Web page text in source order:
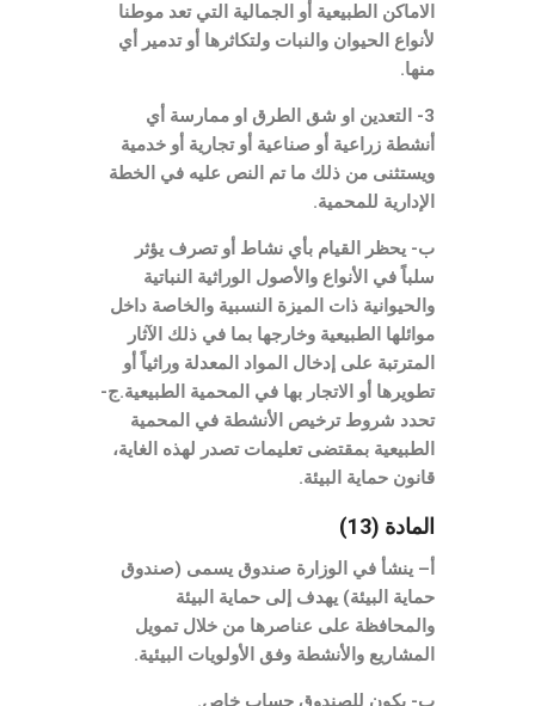
الاماكن الطبيعية أو الجمالية التي تعد موطنا
لأنواع الحيوان والنبات ولتكاثرها أو تدمير أي
منها.
3- التعدين او شق الطرق او ممارسة أي
أنشطة زراعية أو صناعية أو تجارية أو خدمية
ويستثنى من ذلك ما تم النص عليه في الخطة
الإدارية للمحمية.
ب- يحظر القيام بأي نشاط أو تصرف يؤثر
سلباً في الأنواع والأصول الوراثية النباتية
والحيوانية ذات الميزة النسبية والخاصة داخل
موائلها الطبيعية وخارجها بما في ذلك الآثار
المترتبة على إدخال المواد المعدلة وراثياً أو
تطويرها أو الاتجار بها في المحمية الطبيعية.ج-
تحدد شروط ترخيص الأنشطة في المحمية
الطبيعية بمقتضى تعليمات تصدر لهذه الغاية،
قانون حماية البيئة.
المادة (13)
أ– ينشأ في الوزارة صندوق يسمى (صندوق
حماية البيئة) يهدف إلى حماية البيئة
والمحافظة على عناصرها من خلال تمويل
المشاريع والأنشطة وفق الأولويات البيئية.
ب- يكون للصندوق حساب خاص.